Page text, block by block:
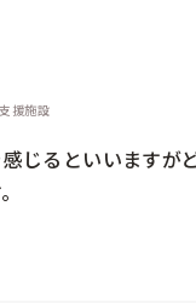
援施設
じるといいますが